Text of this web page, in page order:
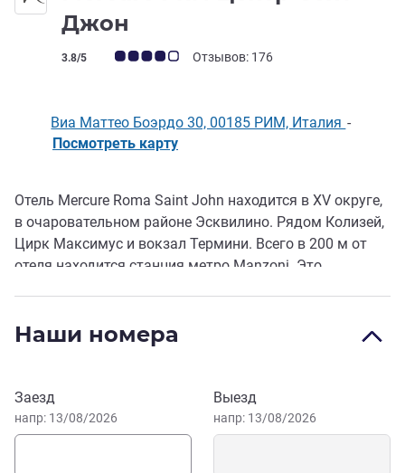
Джон
Примечание: отзывы клиентов (Рейтинг ALL)
3.8/5 Отзывов: 176
Виа Маттео Боэрдо 30, 00185 РИМ, Италия -
Посмотреть карту
Описание
Отель Mercure Roma Saint John находится в XV округе,
в очаровательном районе Эсквилино. Рядом Колизей,
Цирк Максимус и вокзал Термини. Всего в 200 м от
отеля находится станция метро Manzoni. Это
практичность в теплой и гостеприимной атмосфере.
Наши номера
Забронировать этот отель
Заезд
напр: 13/08/2026
Выезд
напр: 13/08/2026